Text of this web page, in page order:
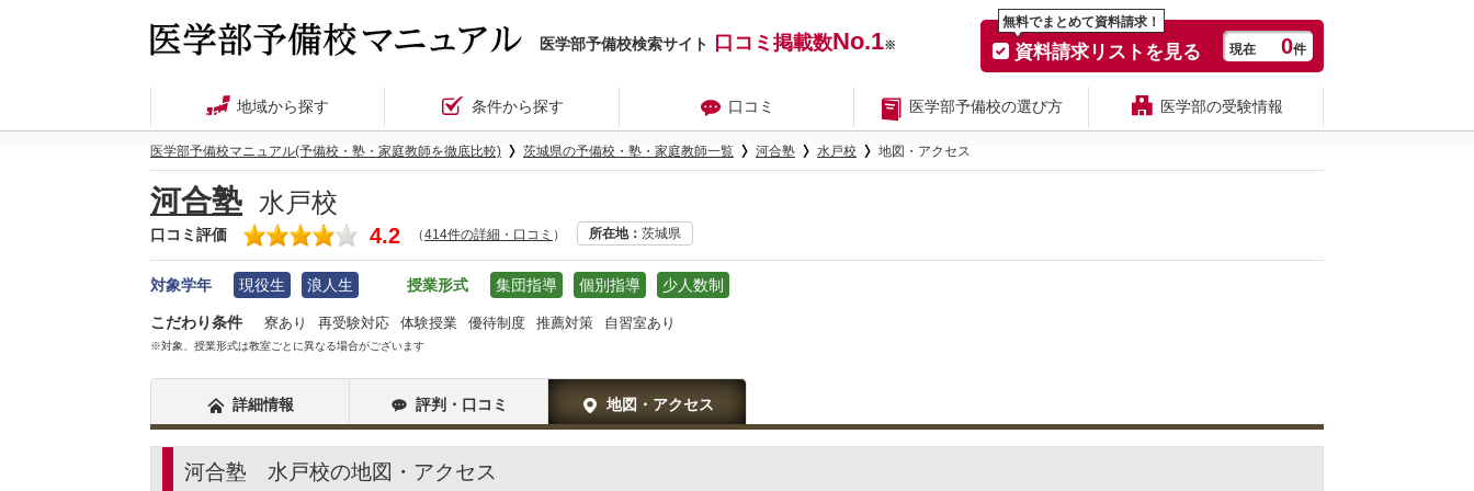
医学部予備校検索サイト 口コミ掲載数No.1※
無料でまとめて資料請求！
資料請求リストを見る 現在 0件
地域から探す 条件から探す 口コミ 医学部予備校の選び方 医学部の受験情報
医学部予備校マニュアル(予備校・塾・家庭教師を徹底比較) 茨城県の予備校・塾・家庭教師一覧 河合塾 水戸校 地図・アクセス
河合塾 水戸校
口コミ評価 4.2 （414件の詳細・口コミ ） 所在地 茨城県
対象学年 現役生 浪人生 授業形式 集団指導 個別指導 少人数制
こだわり条件 寮あり 再受験対応 体験授業 優待制度 推薦対策 自習室あり
※対象、授業形式は教室ごとに異なる場合がございます
詳細情報 評判・口コミ 地図・アクセス
河合塾 水戸校の地図・アクセス